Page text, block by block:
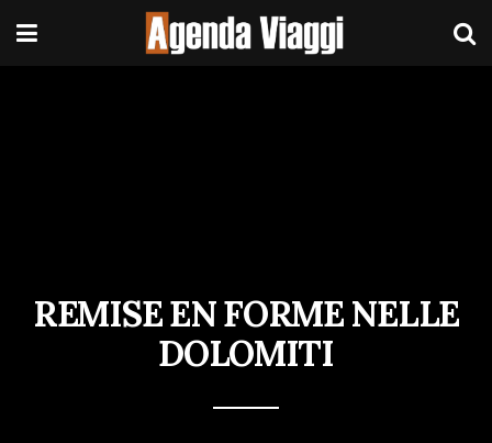
REMISE EN FORME NELLE
DOLOMITI